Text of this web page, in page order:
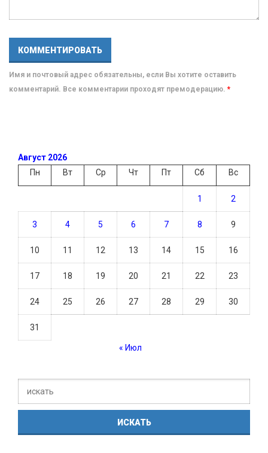
Имя и почтовый адрес обязательны, если Вы хотите оставить
комментарий. Все комментарии проходят премодерацию. *
Август 2026
Пн
Вт Ср Чт Пт Сб Вс
1 2
3 4 5 6 7 8 9
10 11 12 13 14 15 16
17 18 19 20 21 22 23
24 25 26 27 28 29 30
31
« Июл